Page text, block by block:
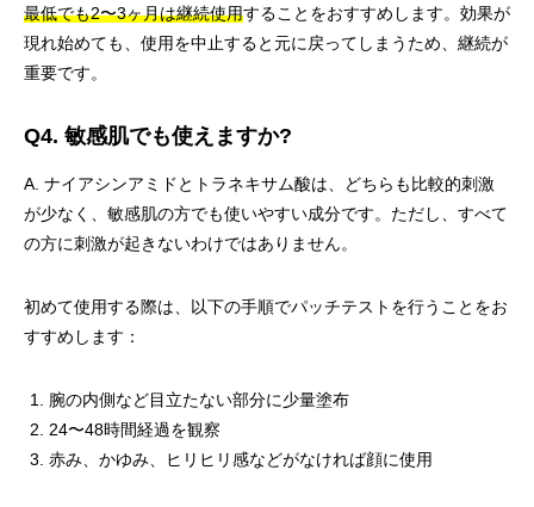
最低でも2〜3ヶ月は継続使用することをおすすめします。効果が
現れ始めても、使用を中止すると元に戻ってしまうため、継続が
重要です。
Q4. 敏感肌でも使えますか?
A. ナイアシンアミドとトラネキサム酸は、どちらも比較的刺激
が少なく、敏感肌の方でも使いやすい成分です。ただし、すべて
の方に刺激が起きないわけではありません。
初めて使用する際は、以下の手順でパッチテストを行うことをお
すすめします：
腕の内側など目立たない部分に少量塗布
24〜48時間経過を観察
赤み、かゆみ、ヒリヒリ感などがなければ顔に使用